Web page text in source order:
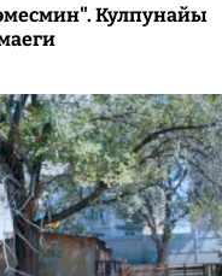
Кулпунайы